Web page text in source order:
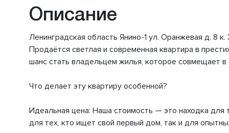
Описание
Ленинградская область Янино-1 ул. Оранжевая д. 8 к.
Продаётся светлая и современная квартира в
шанс стать владельцем жилья, которое совмещает
Что делает эту квартиру особенной?
Идеальная цена: Наша стоимость — это находка для
для тех, кто ищет свой первый дом, так и для